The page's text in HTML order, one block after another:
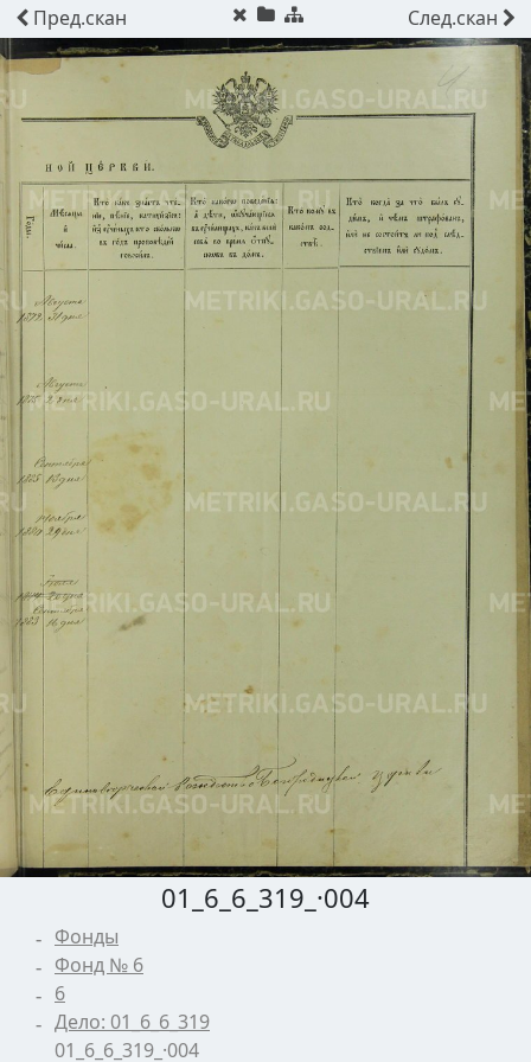
Пред.скан След.скан
01_6_6_319_·004
Фонды
Фонд № 6
6
Дело: 01_6_6_319
01_6_6_319_·004